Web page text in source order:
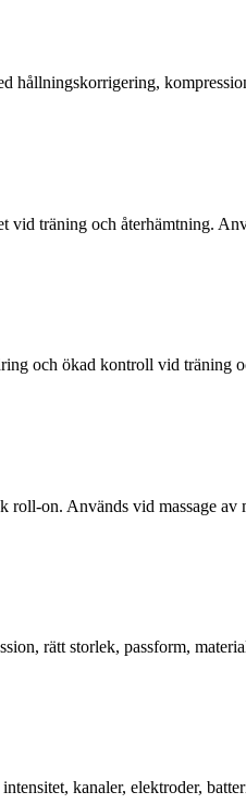
hållningskorrigering,
träning och återhämtning.
och ökad kontroll vid träning
on. Används vid massage av
rätt storlek, passform,
kanaler, elektroder,